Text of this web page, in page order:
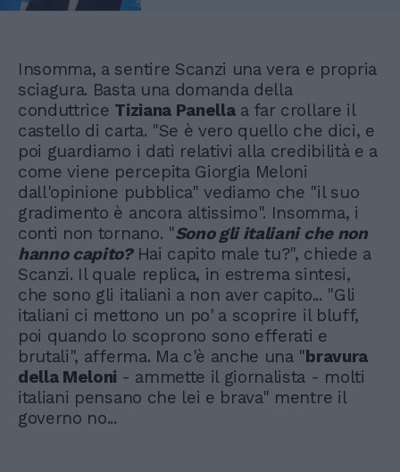
Insomma, a sentire Scanzi una vera e propria
sciagura. Basta una domanda della
conduttrice Tiziana Panellaa far crollare il
castello di carta. "Se è vero quello che dici, e
poi guardiamo i dati relativi alla credibilità e a
come viene percepita Giorgia Meloni
dall'opinione pubblica" vediamo che "il suo
gradimento è ancora altissimo". Insomma, i
conti non tornano. "Sono gli italiani che non
hanno capito? Hai capito male tu?", chiede a
Scanzi. Il quale replica, in estrema sintesi,
che sono gli italiani a non aver capito... "Gli
italiani ci mettono un po' a scoprire il bluff,
poi quando lo scoprono sono efferati e
brutali", afferma. Ma c'è anche una "bravura
della Meloni - ammette il giornalista - molti
italiani pensano che lei e brava" mentre il
governo no...